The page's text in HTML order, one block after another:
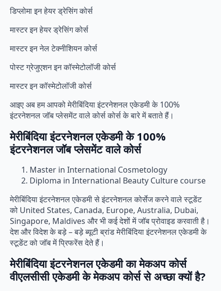
डिप्लोमा इन हेयर ड्रेसिंग कोर्स
मास्टर इन हेयर ड्रेसिंग कोर्स
मास्टर इन नेल टेक्नीशियन कोर्स
पोस्ट ग्रेजुएशन इन कॉस्मेटोलॉजी कोर्स
मास्टर इन कॉस्मेटोलॉजी कोर्स
आइए अब हम आपको मेरीबिंदिया इंटरनेशनल एकेडमी के 100%
इंटरनेशनल जॉब प्लेसमेंट वाले कोर्स कोर्स के बारे में बताते हैं।
मेरीबिंदिया इंटरनेशनल एकेडमी के 100%
इंटरनेशनल जॉब प्लेसमेंट वाले कोर्स
Master in International Cosmetology
Diploma in International Beauty Culture course
मेरीबिंदिया इंटरनेशनल एकेडमी से इंटरनेशनल कोर्सेज करने वाले स्टूडेंट
को United States, Canada, Europe, Australia, Dubai,
Singapore, Maldives और भी कई देशों में जॉब प्रोवाइड करवाती है।
देश और विदेश के बड़े – बड़े ब्यूटी ब्रांड मेरीबिंदिया इंटरनेशनल एकेडमी के
स्टूडेंट को जॉब में प्रिफरेंस देते हैं।
मेरीबिंदिया इंटरनेशनल एकेडमी का मेकअप कोर्स
वीएलसीसी एकेडमी के मेकअप कोर्स से अच्छा क्यों है?